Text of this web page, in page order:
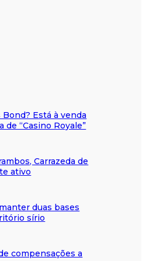
Está à venda
“Casino Royale”
Carrazeda de
ativo
duas bases
sírio
compensações a